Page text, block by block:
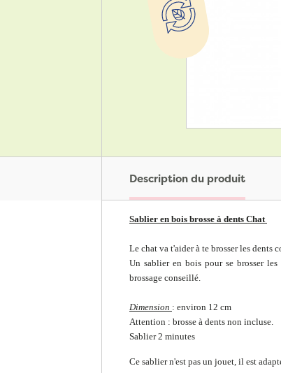
Description du produit
Sablier en bois brosse à dents Chat
Le chat va t'aider à te brosser les dents
Un sablier en bois pour se brosser
brossage conseillé.
Dimension : environ 12 cm
Attention : brosse à dents non incluse.
Sablier 2 minutes
Ce sablier n'est pas un jouet, il est